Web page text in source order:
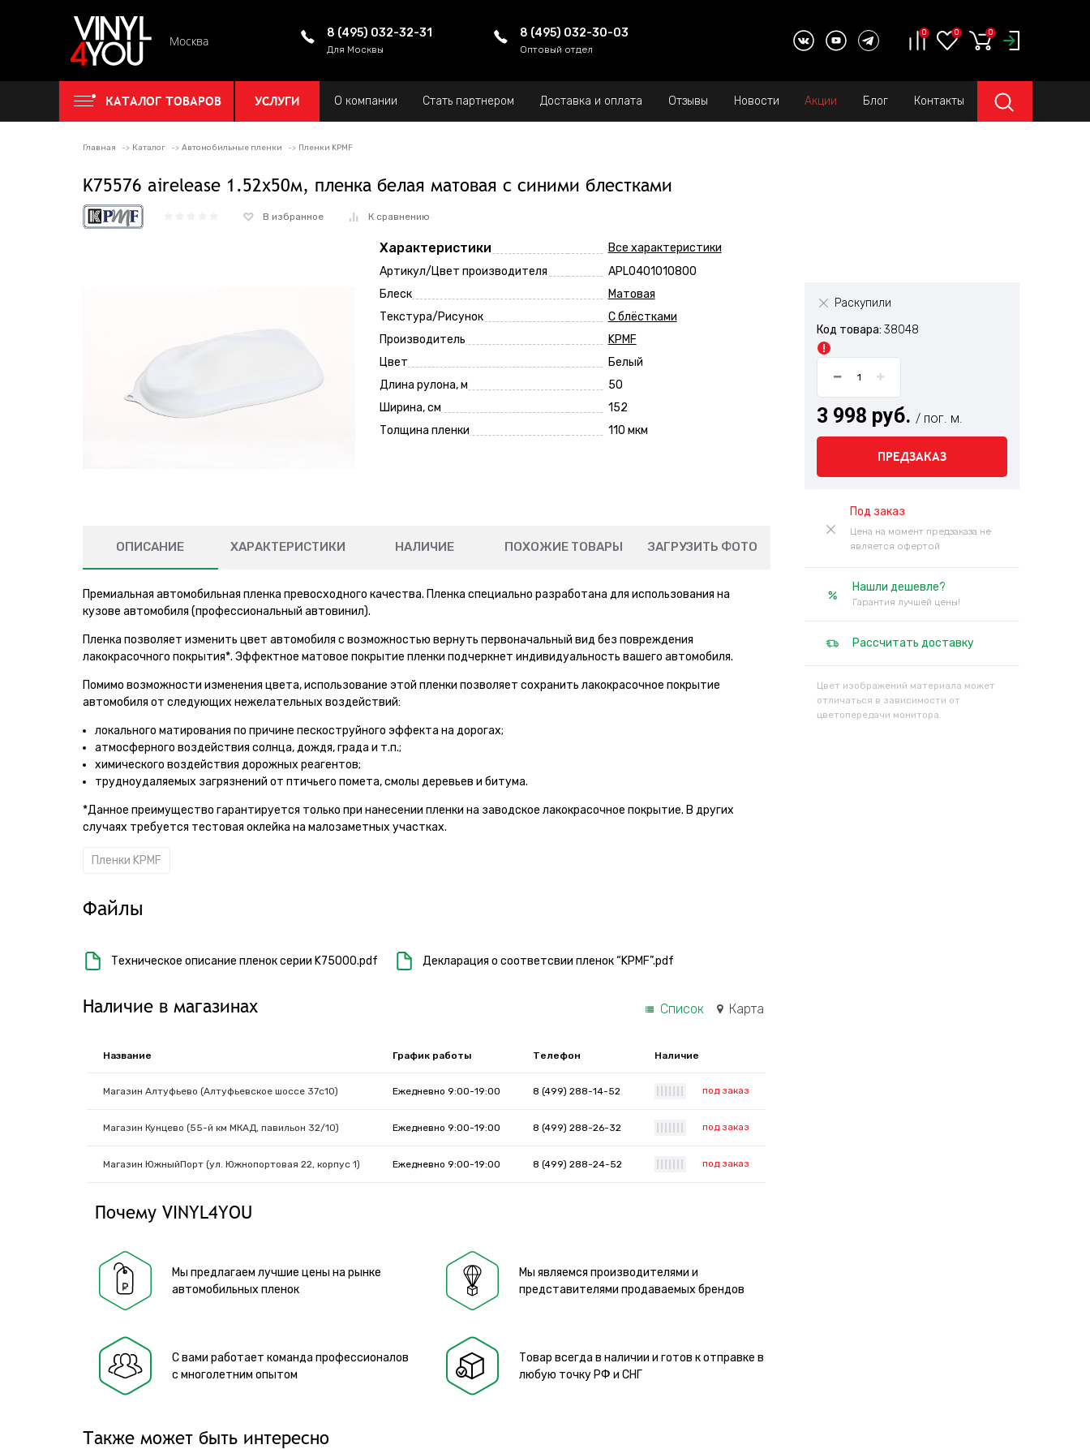
Москва
8 (495) 032-32-31
Для Москвы
8 (495) 032-30-03
Оптовый отдел
0 0 0
КАТАЛОГ ТОВАРОВ УСЛУГИ О компании Стать партнером Доставка и оплата Отзывы Новости Акции Блог Контакты
Главная Каталог Автомобильные пленки Пленки KPMF
K75576 airelease 1.52х50м, пленка белая матовая с синими блестками
В избранное К сравнению
Характеристики
Все характеристики
Артикул/Цвет производителя
APL0401010800
Блеск
Матовая
Текстура/Рисунок
С блёстками
Производитель
KPMF
Цвет
Белый
Длина рулона, м
50
Ширина, см
152
Толщина пленки
110 мкм
Раскупили
Код товара: 38048
3 998 руб. / пог. м.
ПРЕДЗАКАЗ
Под заказ
Цена на момент предзаказа не
является офертой
Нашли дешевле?
Гарантия лучшей цены!
Рассчитать доставку
Цвет изображений материала может
отличаться в зависимости от
цветопередачи монитора.
ОПИСАНИЕ ХАРАКТЕРИСТИКИ НАЛИЧИЕ ПОХОЖИЕ ТОВАРЫ ЗАГРУЗИТЬ ФОТО
Премиальная автомобильная пленка превосходного качества. Пленка специально разработана для использования на
кузове автомобиля (профессиональный автовинил).
Пленка позволяет изменить цвет автомобиля с возможностью вернуть первоначальный вид без повреждения
лакокрасочного покрытия*. Эффектное матовое покрытие пленки подчеркнет индивидуальность вашего автомобиля.
Помимо возможности изменения цвета, использование этой пленки позволяет сохранить лакокрасочное покрытие
автомобиля от следующих нежелательных воздействий:
локального матирования по причине пескоструйного эффекта на дорогах;
атмосферного воздействия солнца, дождя, града и т.п.;
химического воздействия дорожных реагентов;
трудноудаляемых загрязнений от птичьего помета, смолы деревьев и битума.
*Данное преимущество гарантируется только при нанесении пленки на заводское лакокрасочное покрытие. В других
случаях требуется тестовая оклейка на малозаметных участках.
Пленки KPMF
Файлы
Техническое описание пленок серии K75000.pdf Декларация о соответсвии пленок “KPMF”.pdf
Наличие в магазинах Список Карта
Название График работы Телефон Наличие
Магазин Алтуфьево (Алтуфьевское шоссе 37с10) Ежедневно 9:00-19:00 8 (499) 288-14-52 под заказ
Магазин Кунцево (55-й км МКАД, павильон 32/10) Ежедневно 9:00-19:00 8 (499) 288-26-32 под заказ
Магазин ЮжныйПорт (ул. Южнопортовая 22, корпус 1) Ежедневно 9:00-19:00 8 (499) 288-24-52 под заказ
Почему VINYL4YOU
Мы предлагаем лучшие цены на рынке
автомобильных пленок
Мы являемся производителями и
представителями продаваемых брендов
С вами работает команда профессионалов
с многолетним опытом
Товар всегда в наличии и готов к отправке в
любую точку РФ и СНГ
Также может быть интересно